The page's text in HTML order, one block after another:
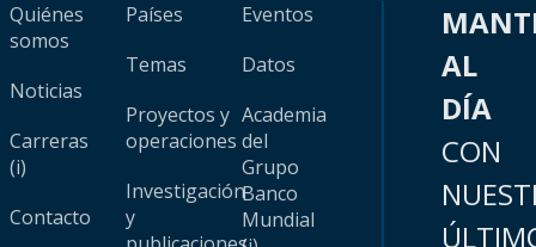
Quiénes
somos
Noticias
Carreras
(i)
Contacto
Países
Temas
Proyectos y
operaciones
Investigación
y
Eventos
Datos
Academia
del
Grupo
Banco
Mundial
AL
DÍA
CON